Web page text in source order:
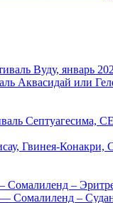
Вуду, январь
Аквасидай или
Септуагесима,
Гвинея-Конакри,
Cомалиленд –
Сомалиленд –